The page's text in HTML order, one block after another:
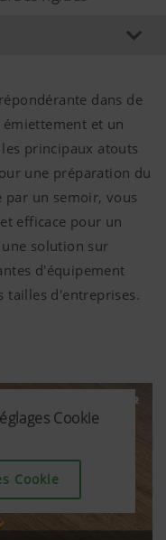
dans de
et un
principaux atouts
une préparation du
par un semoir, vous
efficace pour un
solution sur
d'équipement
tailles d'entreprises.
Cookie
Cookie
Cookie
Cookie